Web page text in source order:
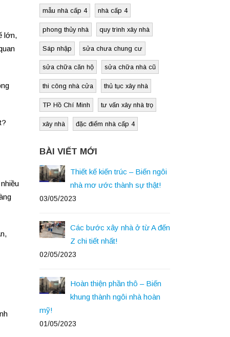
lớn,
mẫu nhà cấp 4 nhà cấp 4
phong thủy nhà quy trình xây nhà
Sáp nhập sửa chưa chung cư
sửa chữa căn hộ sửa chữa nhà cũ
thi công nhà cửa thủ tục xây nhà
TP Hồ Chí Minh tư vấn xây nhà trọ
xây nhà đặc điểm nhà cấp 4
BÀI VIẾT MỚI
Thiết kế kiến trúc – Biến ngôi
nhà mơ ước thành sự thật!
03/05/2023
Các bước xây nhà ở từ A đến
Z chi tiết nhất!
02/05/2023
Hoàn thiện phần thô – Biến
khung thành ngôi nhà hoàn
mỹ!
01/05/2023